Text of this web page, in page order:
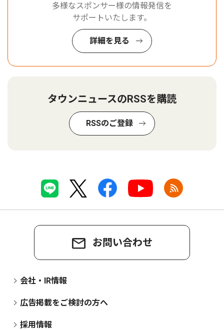
多様なスポンサー様の情報発信を
サポートいたします。
詳細を見る
タウンニュースのRSSを購読
RSSのご登録
お問い合わせ
会社・IR情報
広告掲載をご検討の方へ
採用情報